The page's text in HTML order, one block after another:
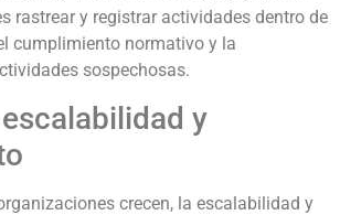
rastrear y registrar actividades dentro de
cumplimiento normativo y la
sospechosas.
y
crecen, la escalabilidad y